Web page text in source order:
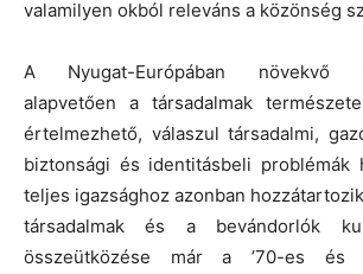
valamilyen okból releváns a közönség
A Nyugat-Európában növekvő
alapvetően a társadalmak
értelmezhető, válaszul társadalmi,
biztonsági és identitásbeli problémák
teljes igazsághoz azonban
társadalmak és a bevándorlók
összeütközése már a ’70-es és